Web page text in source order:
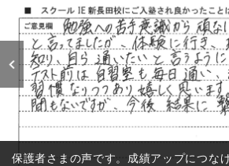
保護者さまの声です。成績アップにつな